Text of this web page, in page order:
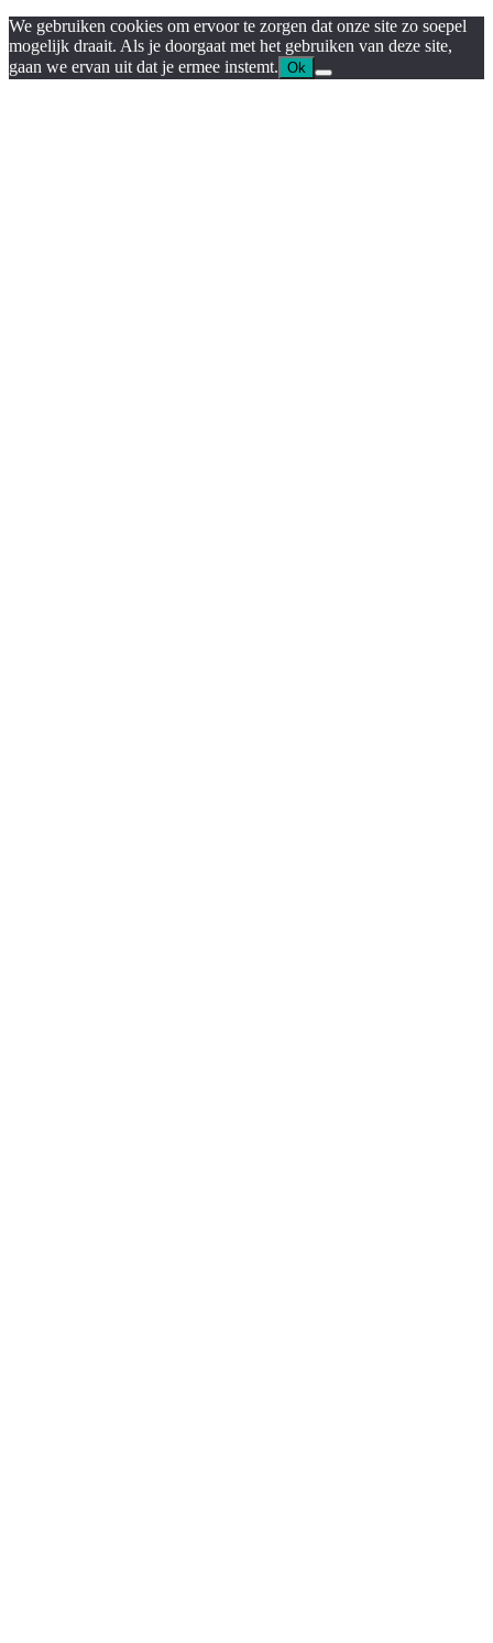
We gebruiken cookies om ervoor te zorgen dat onze site zo soepel
mogelijk draait. Als je doorgaat met het gebruiken van deze site,
gaan we ervan uit dat je ermee instemt. Ok